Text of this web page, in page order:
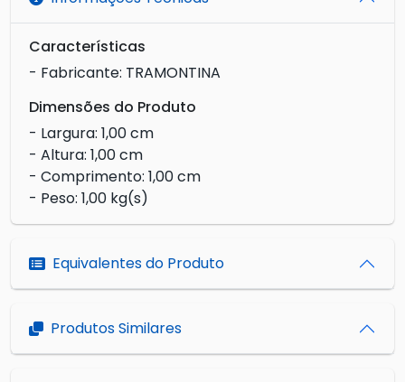
Características
- Fabricante: TRAMONTINA
Dimensões do Produto
- Largura: 1,00 cm
- Altura: 1,00 cm
- Comprimento: 1,00 cm
- Peso: 1,00 kg(s)
Equivalentes do Produto
Produtos Similares